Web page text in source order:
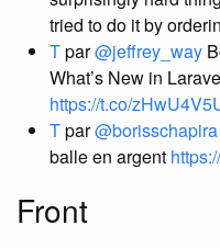
tried to do it by
Tpar@jeffrey_way
What’s New in
https://t.co/
Tpar@borisschapira
balle en argent
Front